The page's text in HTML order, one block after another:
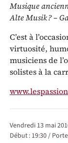
Musique
Alte Musik ? –
C’est à
virtuosité,
musiciens de
solistes à la
vendredi 13 mai
Début : 19:30/